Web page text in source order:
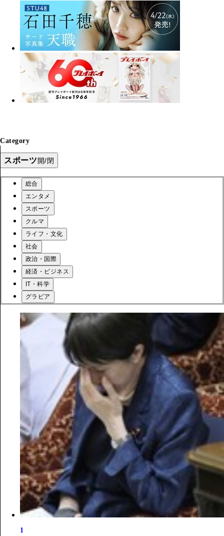
Category
スポーツ開/閉
総合
エンタメ
スポーツ
クルマ
ライフ・文化
社会
政治・国際
経済・ビジネス
IT・科学
グラビア
1